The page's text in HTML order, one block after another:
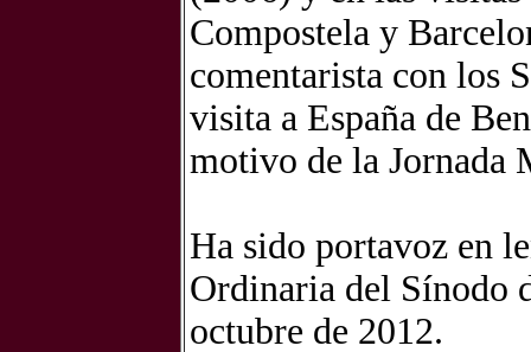
Compostela y
comentarista con los
visita a España de
motivo de la Jornada
Ha sido portavoz en
Ordinaria del Sínodo
octubre de 2012.